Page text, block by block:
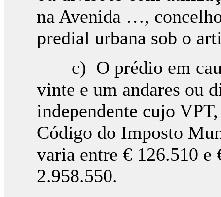
na Avenida …,
predial urbana sob o
c) O prédio em
vinte e um andares ou
independente cujo
Código do Imposto
varia entre € 126.510 e
2.958.550.